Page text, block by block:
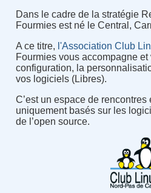
Dans le cadre de la stratégie
Fourmies est né le Central,
A ce titre, l'Association Club
Fourmies vous accompagne
configuration, la
vos logiciels (Libres).
C’est un espace de rencontres
uniquement basés sur les
de l’open source.